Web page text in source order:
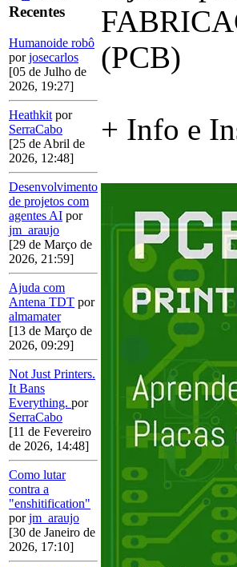
Recentes
Humanoide robô
porjosecarlos
[05 de Julho de
2026, 19:27]
Heathkit por
SerraCabo
[25 de Abril de
2026, 12:48]
Desenvolvimento
de projetos com
agentes AI por
jm_araujo
[29 de Março de
2026, 21:59]
Ajuda com
Antena TDT por
almamater
[13 de Março de
2026, 09:29]
Not Just Printers.
It Bans
Everything. por
SerraCabo
[11 de Fevereiro
de 2026, 14:48]
Como lutar
contra a
"enshitification"
porjm_araujo
[30 de Janeiro de
2026, 17:10]
(PCB)
+ Info e